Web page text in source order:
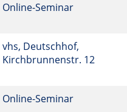
Online-Seminar
vhs, Deutschhof,
Kirchbrunnenstr. 12
Online-Seminar